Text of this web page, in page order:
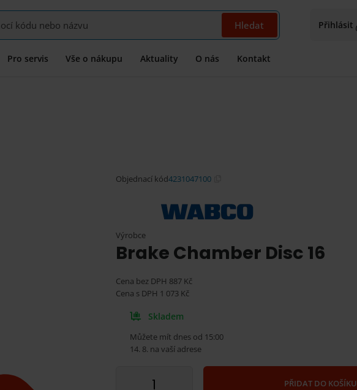
Hledat Přihlásit
Pro servis Vše o nákupu Aktuality O nás Kontakt
Objednací kód4231047100
Výrobce
Brake Chamber Disc 16
Cena bez DPH 887 Kč
Cena s DPH 1 073 Kč
Skladem
Můžete mít dnes od 15:00
14. 8. na vaší adrese
PŘIDAT DO KOŠÍKU